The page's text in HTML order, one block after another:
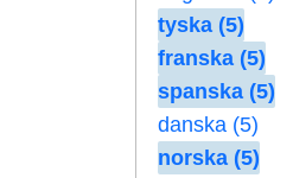
tyska (5)
franska (5)
spanska (5)
danska (5)
norska (5)